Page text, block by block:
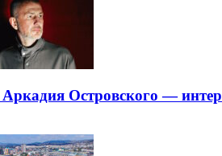
Аркадия Островского —